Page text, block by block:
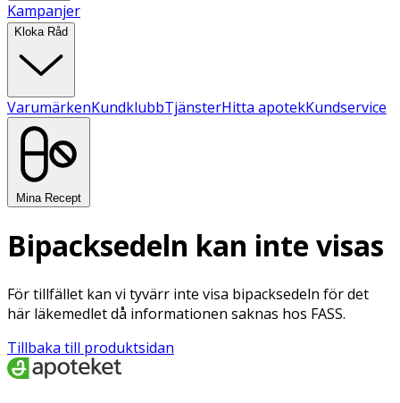
Kampanjer
Kloka Råd
VarumärkenKundklubbTjänsterHitta apotekKundservice
Mina Recept
Bipacksedeln kan inte visas
För tillfället kan vi tyvärr inte visa bipacksedeln för det
här läkemedlet då informationen saknas hos FASS.
Tillbaka till produktsidan